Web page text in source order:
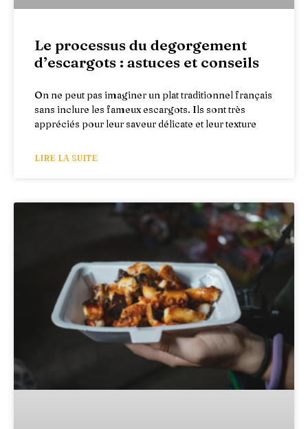
Le processus du degorgement
d’escargots : astuces et conseils
On ne peut pas imaginer un plat traditionnel français
sans inclure les fameux escargots. Ils sont très
appréciés pour leur saveur délicate et leur texture
LIRE LA SUITE